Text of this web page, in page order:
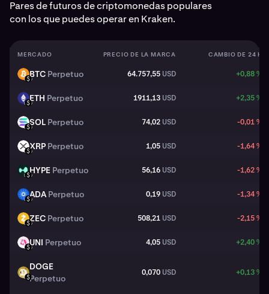
Pares de futuros de criptomonedas populares
con los que puedes operar en Kraken.
MERCADO PRECIO DE LA MARCA CAMBIO DE 24 H
BTC
USDBTC Perpetuo 64.757,55 USD +0,88 %
ETH
USDETH Perpetuo 1911,13 USD +2,35 %
SOL
USDSOL Perpetuo 74,02 USD -0,01 %
XRP
USDXRP Perpetuo 1,05 USD -1,64 %
HYPE
USDHYPE Perpetuo 56,16 USD -1,62 %
ADA
USDADAPerpetuo 0,19 USD -1,34 %
ZEC
USDZEC Perpetuo 508,21 USD -2,15 %
UNI
USDUNI Perpetuo 4,05 USD +2,40 %
DOGE
USD
DOGE
Perpetuo
0,070 USD +0,13 %